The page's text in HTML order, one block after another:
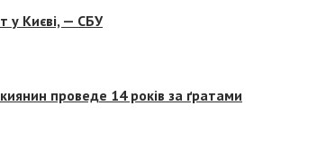
у Києві, — СБУ
проведе 14 років за ґратами